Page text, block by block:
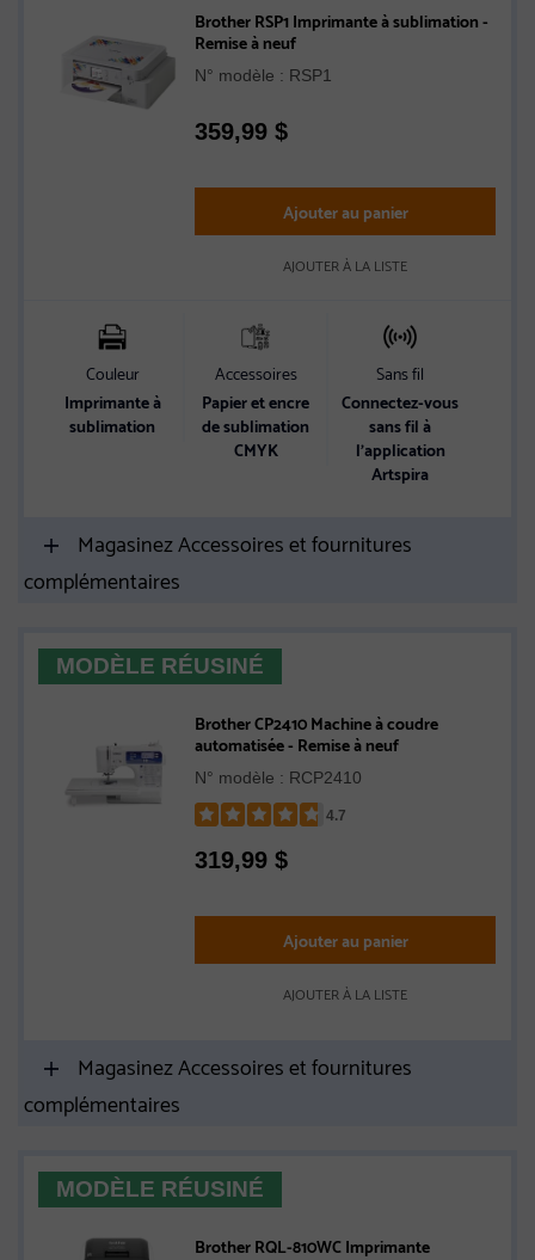
Brother RSP1 Imprimante à sublimation -
Remise à neuf
N° modèle : RSP1
359,99 $
Ajouter au panier
AJOUTER À LA LISTE
Couleur
Imprimante à
sublimation
Accessoires
Papier et encre
de sublimation
CMYK
Sans fil
Connectez-vous
sans fil à
l’application
Artspira
Magasinez Accessoires et fournitures
complémentaires
MODÈLE RÉUSINÉ
Brother CP2410 Machine à coudre
automatisée - Remise à neuf
N° modèle : RCP2410
4.7
4.7
319,99 $
Ajouter au panier
AJOUTER À LA LISTE
Magasinez Accessoires et fournitures
complémentaires
MODÈLE RÉUSINÉ
Brother RQL-810WC Imprimante